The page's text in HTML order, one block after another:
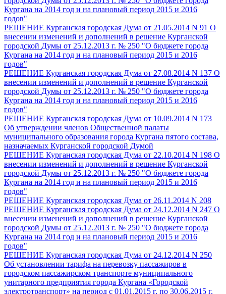
Кургана на 2014 год и на плановый период 2015 и 2016
годов"
РЕШЕНИЕ Курганская городская Дума от 21.05.2014 N 91 О
внесении изменений и дополнений в решение Курганской
городской Думы от 25.12.2013 г. № 250 "О бюджете города
Кургана на 2014 год и на плановый период 2015 и 2016
годов"
РЕШЕНИЕ Курганская городская Дума от 27.08.2014 N 137 О
внесении изменений и дополнений в решение Курганской
городской Думы от 25.12.2013 г. № 250 "О бюджете города
Кургана на 2014 год и на плановый период 2015 и 2016
годов"
РЕШЕНИЕ Курганская городская Дума от 10.09.2014 N 173
Об утверждении членов Общественной палаты
муниципального образования города Кургана пятого состава,
назначаемых Курганской городской Думой
РЕШЕНИЕ Курганская городская Дума от 22.10.2014 N 198 О
внесении изменений и дополнений в решение Курганской
городской Думы от 25.12.2013 г. № 250 "О бюджете города
Кургана на 2014 год и на плановый период 2015 и 2016
годов"
РЕШЕНИЕ Курганская городская Дума от 26.11.2014 N 208
РЕШЕНИЕ Курганская городская Дума от 24.12.2014 N 247 О
внесении изменений и дополнений в решение Курганской
городской Думы от 25.12.2013 г. № 250 "О бюджете города
Кургана на 2014 год и на плановый период 2015 и 2016
годов"
РЕШЕНИЕ Курганская городская Дума от 24.12.2014 N 250
Об установлении тарифа на перевозку пассажиров в
городском пассажирском транспорте муниципального
унитарного предприятия города Кургана «Городской
электротранспорт» на период с 01.01.2015 г. по 30.06.2015 г.